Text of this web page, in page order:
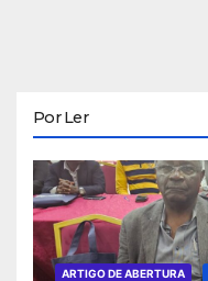
Por Ler
ARTIGO DE ABERTURA